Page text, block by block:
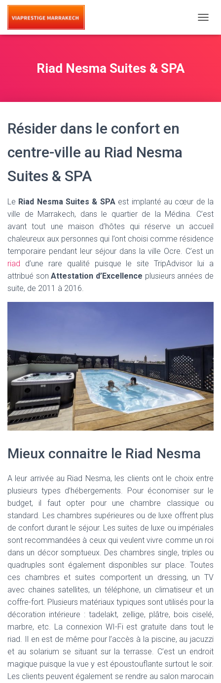
O
Riad Nesma Suites & SPA
Résider dans le confort en
centre-ville au Riad Nesma
Suites & SPA
Le Riad Nesma Suites & SPAest implanté au cœur de la
ville de Marrakech, dans le quartier de la Médina. C’est
avant tout une maison d’hôtes qui réserve un accueil
chaleureux aux personnes qui l’ont choisi comme résidence
temporaire pendant leur séjour dans la ville Ocre. C’est un
riad d’une rare qualité puisque le site TripAdvisor lui a
attribué sonAttestation d’Excellence plusieurs années de
suite, de 2011 à 2016.
Mieux connaitre le Riad Nesma
A leur arrivée au Riad Nesma, les clients ont le choix entre
plusieurs types d’hébergements. Pour économiser sur le
budget, il faut opter pour une chambre classique ou
standard. Les chambres supérieures ou de luxe offrent plus
de confort durant le séjour. Les suites de luxe ou impériales
sont recommandées à ceux qui veulent vivre comme un roi
dans un décor somptueux. Des chambres single, triples ou
quadruples sont également disponibles sur place. Toutes
ces chambres et suites comportent un dressing, un TV
avec chaines satellites, un téléphone, un climatiseur et un
coffre-fort. Plusieurs matériaux typiques sont utilisés pour la
décoration intérieure : tadelakt, zellige, plâtre, bois ciselé,
marbre, etc. La connexion WI-Fi est gratuite dans tout le
riad. Il en est de même pour l’accès à la piscine, au jacuzzi
et au solarium se situant sur la terrasse. C’est un endroit
magique puisque la vue y est époustouflante surtout le soir.
Les clients peuvent également se rendre au salon marocain